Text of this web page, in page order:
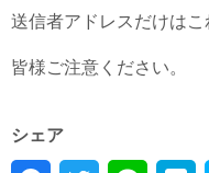
送信者アドレスだけはこ
皆様ご注意ください。
シェア